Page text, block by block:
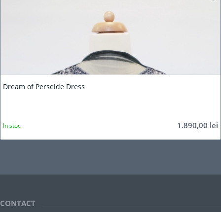
Dream of Perseide Dress
1.890,00 lei
In stoc
CONTACT